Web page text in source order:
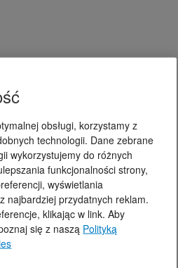
obsługi, korzystamy z
technologii. Dane zebrane
wykorzystujemy do różnych
funkcjonalności strony,
wyświetlania
najbardziej przydatnych reklam.
klikając w link. Aby
się z naszą Polityką